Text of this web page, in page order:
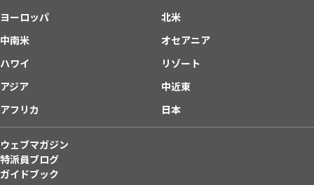
ヨーロッパ
北米
中南米
オセアニア
ハワイ
リゾート
アジア
中近東
アフリカ
日本
ウェブマガジン
特派員ブログ
ガイドブック